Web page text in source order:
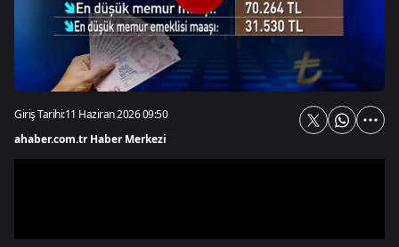
Giriş Tarihi:11 Haziran 2026 09:50
ahaber.com.tr Haber Merkezi